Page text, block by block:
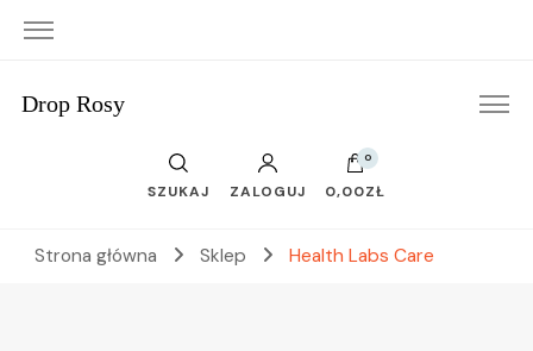
Drop Rosy
SZUKAJ ZALOGUJ
0
0,00ZŁ
Strona główna Sklep Health Labs Care